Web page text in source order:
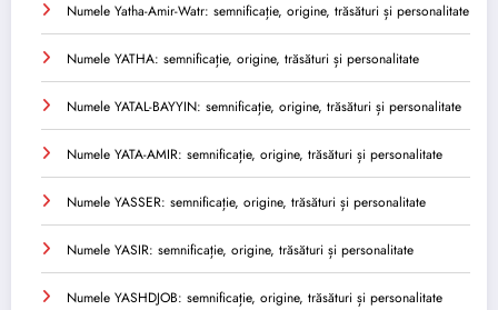
Numele Yatha-Amir-Watr: semnificație, origine, trăsături și personalitate
Numele YATHA: semnificație, origine, trăsături și personalitate
Numele YATAL-BAYYIN: semnificație, origine, trăsături și personalitate
Numele YATA-AMIR: semnificație, origine, trăsături și personalitate
Numele YASSER: semnificație, origine, trăsături și personalitate
Numele YASIR: semnificație, origine, trăsături și personalitate
Numele YASHDJOB: semnificație, origine, trăsături și personalitate